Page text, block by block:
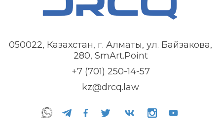
050022, Казахстан, г. Алматы, ул. Байзакова,
280, SmArt.Point
+7 (701) 250-14-57
kz@drcq.law